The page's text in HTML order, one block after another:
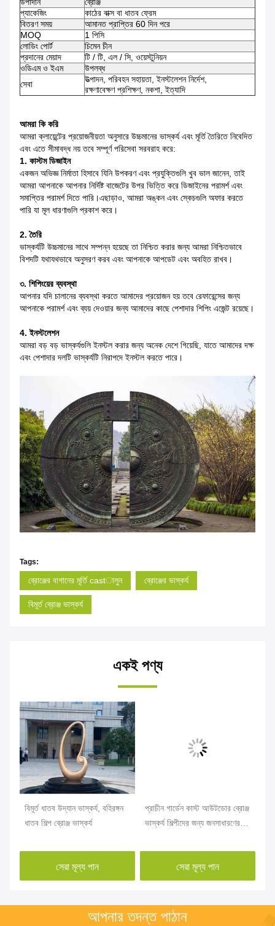
উপাদান
ব্রোঞ্জ
প্যাকেজিং
কাঠের বাক্স বা ধাতব ফ্রেম
বিতরণ সময়
আমানত প্রাপ্তির 60 দিন পরে
MOQ
1 পিসি
লোডিং পোর্ট
চিমেন চীন
প্রদানের মেয়াদ
টি / টি, এল / সি, ওয়েস্টুনিয়ন
ওডিএম ও ইএম
উপলব্ধ
সেবা
উত্পাদন, পরিবহন সহায়তা, ইনস্টলেশন নির্দেশ,
রক্ষণাবেক্ষণ প্রশিক্ষণ, নকশা, ইত্যাদি
আমরা কি করি
আমরা ক্লায়েন্টের প্রয়োজনীয়তা অনুসারে উচ্চমানের ভাস্কর্য এবং মূর্তি তৈরিতে নিবেদিত
এবং এতে সীমাবদ্ধ নয় তবে সম্পূর্ণ পরিসেবা সরবরাহ করে:
1. কাস্টম ডিজাইন
একজন অভিজ্ঞ নির্মাতা হিসাবে যিনি উপকরণ এবং প্রযুক্তিগুলি খুব ভাল জানেন, তাই
আমরা আপনাকে আপনার নির্দিষ্ট বাজেটের উপর ভিত্তি করে ডিজাইনের পরামর্শ এবং
সমাপ্তির পরামর্শ দিতে পারি।এছাড়াও, আমরা অঙ্কন এবং স্কেচগুলি অফার করতে
পারি যা মূল ধারণাগুলি প্রকাশ করে।
2. তৈরি
ভাস্কর্যটি উচ্চমানের সাথে সম্পন্ন হয়েছে তা নিশ্চিত করার জন্য আমরা নিশ্চিতভাবে
বিশদটি যথাযথভাবে অনুসরণ করব এবং আপনাকে আপডেট এবং অবহিত রাখব।
৩. শিপিংয়ের ব্যবস্থা
আপনার যদি চালানের ব্যবস্থা করতে আমাদের প্রয়োজন হয় তবে রেফারেন্সের জন্য
আপনাকে পরামর্শ এবং ব্যয় দেওয়ার জন্য আমাদের কাছে পেশাদার শিপিং এজেন্ট রয়েছে।
4. ইনস্টলেশন
আমরা বড় বড় ভাস্কর্যগুলি ইনস্টল করার জন্য অনেক দেশে গিয়েছি, যাতে আমাদের দক্ষ
এবং পেশাদার দলটি ভাস্কর্যটি নিরাপদে ইনস্টল করতে পারে।
Tags:
ব্রোঞ্জের বাগানের মূর্তি castালুন ব্রোঞ্জের ভাস্কর্য
বিমূর্ত ব্রোঞ্জ ভাস্কর্য
একই পণ্য
বিমূর্ত ধাতব উদ্যান ভাস্কর্য, বহিরঙ্গন
ধাতব শিল্প ব্রোঞ্জ ভাস্কর্য
সেরা মূল্য পান
প্রাচীন গার্ডেন কাস্ট আউটডোর ব্রোঞ্জ
ভাস্কর্য শিল্পীদের জন্য জনসাধারণের
সেরা মূল্য পান
আপনার তদন্ত পাঠান